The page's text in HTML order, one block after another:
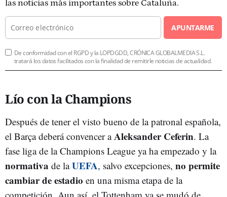
las noticias más importantes sobre Cataluña.
APUNTARME
De conformidad con el RGPD y la LOPDGDD, CRÓNICA GLOBALMEDIA S.L.
tratará los datos facilitados con la finalidad de remitirle noticias de actualidad.
Lío con la Champions
Después de tener el visto bueno de la patronal española,
el Barça deberá convencer aAleksander Ceferin. La
fase liga de la Champions League ya ha empezado y la
normativa de laUEFA, salvo excepciones, no permite
cambiar de estadio en una misma etapa de la